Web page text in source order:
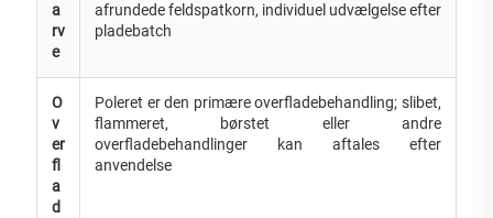
a
rv
e
afrundede feldspatkorn, individuel udvælgelse efter
pladebatch
O
v
er
fl
a
d
Poleret er den primære overfladebehandling; slibet,
flammeret, børstet eller andre
overfladebehandlinger kan aftales efter
anvendelse